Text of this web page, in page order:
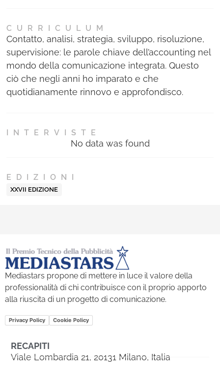
CURRICULUM
Contatto, analisi, strategia, sviluppo, risoluzione,
supervisione: le parole chiave dell’accounting nel
mondo della comunicazione integrata. Questo
ciò che negli anni ho imparato e che
quotidianamente rinnovo e approfondisco.
INTERVISTE
No data was found
EDIZIONI
XXVII EDIZIONE
Mediastars propone di mettere in luce il valore della
professionalità di chi contribuisce con il proprio apporto
alla riuscita di un progetto di comunicazione.
Privacy Policy Cookie Policy
RECAPITI
Viale Lombardia 21, 20131 Milano, Italia